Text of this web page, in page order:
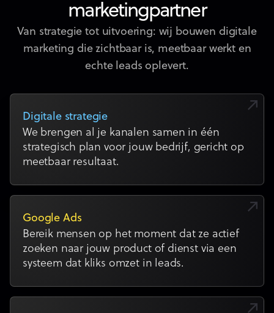
marketingpartner
Van strategie tot uitvoering: wij bouwen digitale
marketing die zichtbaar is, meetbaar werkt en
echte leads oplevert.
Digitale strategie
We brengen al je kanalen samen in één
strategisch plan voor jouw bedrijf, gericht op
meetbaar resultaat.
Google Ads
Bereik mensen op het moment dat ze actief
zoeken naar jouw product of dienst via een
systeem dat kliks omzet in leads.